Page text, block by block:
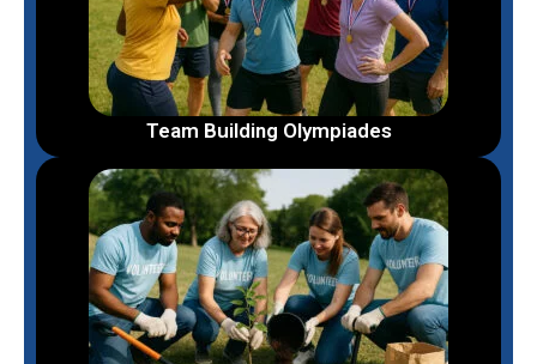
Team Building Olympiades